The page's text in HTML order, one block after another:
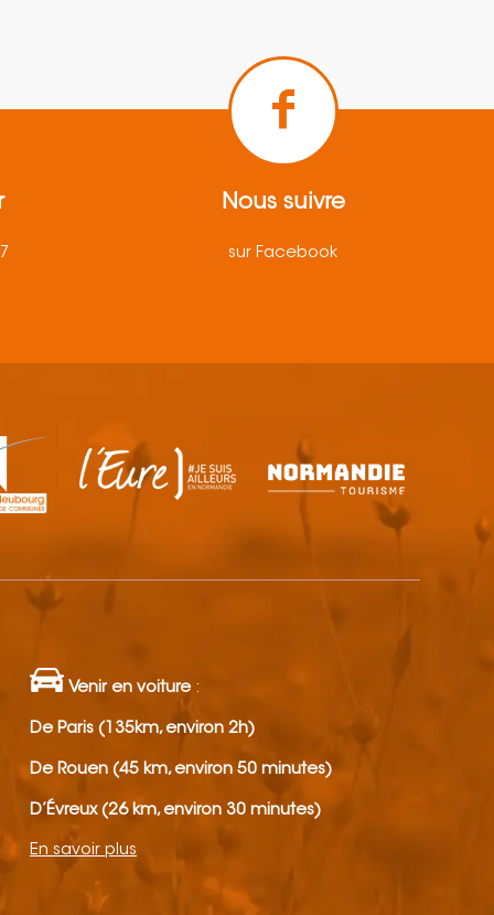
Nous suivre
sur Facebook
Venir en voiture :
De Paris (135km, environ 2h)
De Rouen (45 km, environ 50 minutes)
D’Évreux (26 km, environ 30 minutes)
En savoir plus